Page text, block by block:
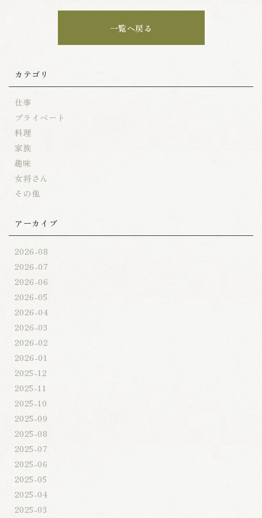
一覧へ戻る
カテゴリ
仕事
プライベート
料理
家族
趣味
女将さん
その他
アーカイブ
2026-08
2026-07
2026-06
2026-05
2026-04
2026-03
2026-02
2026-01
2025-12
2025-11
2025-10
2025-09
2025-08
2025-07
2025-06
2025-05
2025-04
2025-03